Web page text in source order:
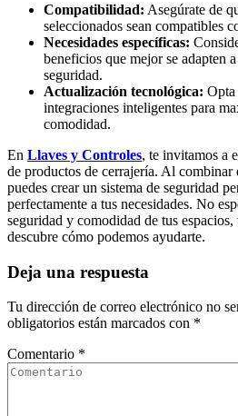
Compatibilidad: Asegúrate de
seleccionados sean compatibles
Necesidades específicas:
beneficios que mejor se adapten
seguridad.
Actualización tecnológica: Opta
integraciones inteligentes para
comodidad.
En Llaves y Controles, te invitamos a
de productos de cerrajería. Al combinar
puedes crear un sistema de seguridad
perfectamente a tus necesidades. No
seguridad y comodidad de tus
descubre cómo podemos ayudarte.
Deja una respuesta
Tu dirección de correo electrónico no
obligatorios están marcados con *
Comentario *